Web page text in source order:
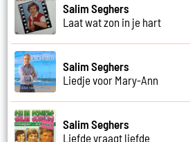
Salim Seghers
Laat wat zon in je hart
Salim Seghers
Liedje voor Mary-Ann
Salim Seghers
Liefde vraagt liefde